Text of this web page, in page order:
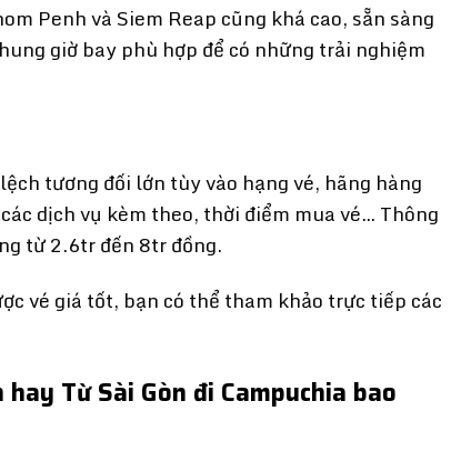
Penh và Siem Reap cũng khá cao, sẵn sàng
giờ bay phù hợp để có những trải nghiệm
tương đối lớn tùy vào hạng vé, hãng hàng
dịch vụ kèm theo, thời điểm mua vé… Thông
từ 2.6tr đến 8tr đồng.
vé giá tốt, bạn có thể tham khảo trực tiếp các
Từ Sài Gòn đi Campuchia bao